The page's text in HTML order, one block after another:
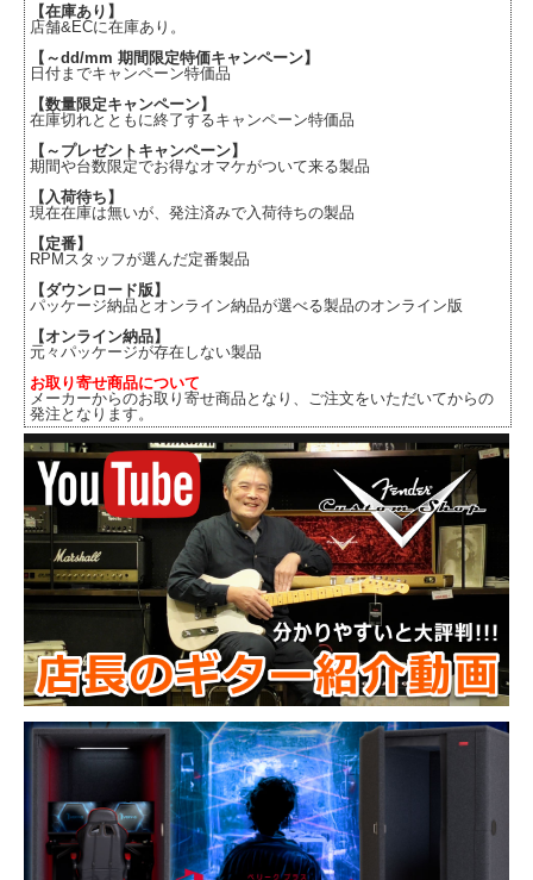
【在庫あり】
店舗&ECに在庫あり。
【～dd/mm 期間限定特価キャンペーン】
日付までキャンペーン特価品
【数量限定キャンペーン】
在庫切れとともに終了するキャンペーン特価品
【～プレゼントキャンペーン】
期間や台数限定でお得なオマケがついて来る製品
【入荷待ち】
現在在庫は無いが、発注済みで入荷待ちの製品
【定番】
RPMスタッフが選んだ定番製品
【ダウンロード版】
パッケージ納品とオンライン納品が選べる製品のオンライン版
【オンライン納品】
元々パッケージが存在しない製品
お取り寄せ商品について
メーカーからのお取り寄せ商品となり、ご注文をいただいてからの
発注となります。